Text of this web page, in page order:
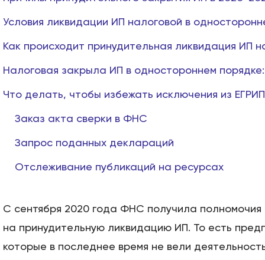
Условия ликвидации ИП налоговой в
Как происходит принудительная ликвидация ИП
Налоговая закрыла ИП в одностороннем
Что делать, чтобы избежать исключения из
Заказ акта сверки в ФНС
Запрос поданных деклараций
Отслеживание публикаций на ресурсах
С сентября 2020 года ФНС получила полномочия
на принудительную ликвидацию ИП. То есть
которые в последнее время не вели